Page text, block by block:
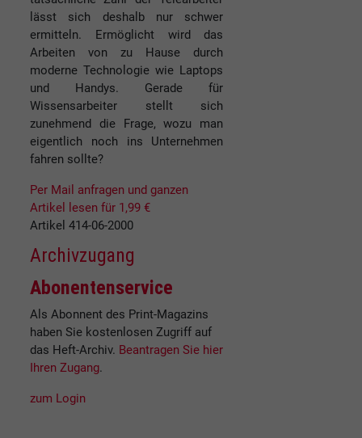
lässt sich deshalb nur schwer
ermitteln. Ermöglicht wird das
Arbeiten von zu Hause durch
moderne Technologie wie Laptops
und Handys. Gerade für
Wissensarbeiter stellt sich
zunehmend die Frage, wozu man
eigentlich noch ins Unternehmen
fahren sollte?
Per Mail anfragen und ganzen
Artikel lesen für 1,99 €
Artikel 414-06-2000
Archivzugang
Abonentenservice
Als Abonnent des Print-Magazins
haben Sie kostenlosen Zugriff auf
das Heft-Archiv. Beantragen Sie hier
Ihren Zugang.
zum Login